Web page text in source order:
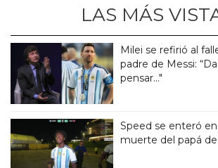
LAS MÁS
Milei se refirió al
padre de Messi:
pensar..."
Speed se enteró
muerte del papá